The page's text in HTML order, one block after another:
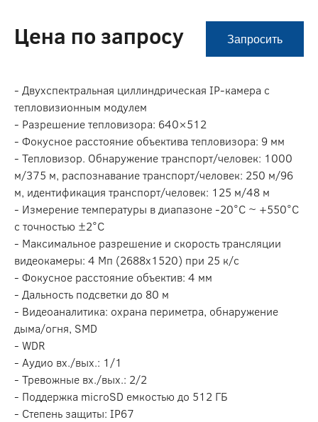
Цена по запросу Запросить
- Двухспектральная циллиндрическая IP-камера с
тепловизионным модулем
- Разрешение тепловизора: 640×512
- Фокусное расстояние объектива тепловизора: 9 мм
- Тепловизор. Обнаружение транспорт/человек: 1000
м/375 м, распознавание транспорт/человек: 250 м/96
м, идентификация транспорт/человек: 125 м/48 м
- Измерение температуры в диапазоне -20°C ~ +550°C
с точностью ±2°C
- Максимальное разрешение и скорость трансляции
видеокамеры: 4 Мп (2688х1520) при 25 к/с
- Фокусное расстояние объектив: 4 мм
- Дальность подсветки до 80 м
- Видеоаналитика: охрана периметра, обнаружение
дыма/огня, SMD
- WDR
- Аудио вх./вых.: 1/1
- Тревожные вх./вых.: 2/2
- Поддержка microSD емкостью до 512 ГБ
- Степень защиты: IP67